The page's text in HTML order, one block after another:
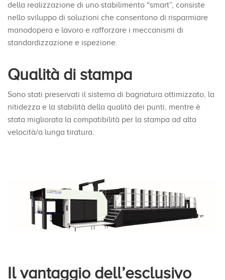
della realizzazione di uno stabilimento “smart”, consiste
nello sviluppo di soluzioni che consentono di risparmiare
manodopera e lavoro e rafforzare i meccanismi di
standardizzazione e ispezione.
Qualità di stampa
Sono stati preservati il sistema di bagnatura ottimizzato, la
nitidezza e la stabilità della qualità dei punti, mentre è
stata migliorata la compatibilità per la stampa ad alta
velocità/a lunga tiratura.
Il vantaggio dell’esclusivo